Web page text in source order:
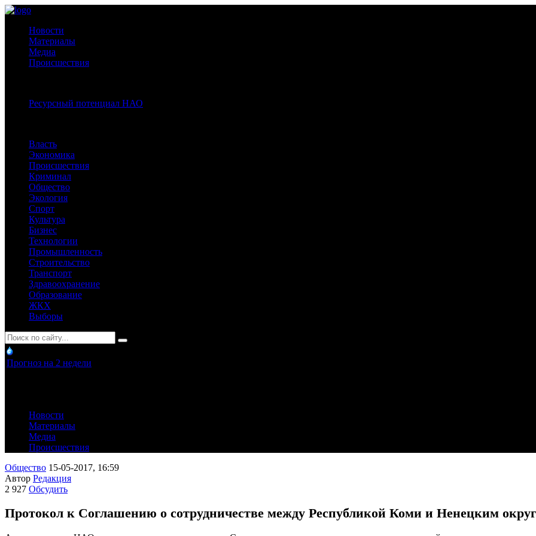
Новости
Материалы
Медиа
Происшествия
Ресурсный потенциал НАО
Власть
Экономика
Происшествия
Криминал
Общество
Экология
Спорт
Культура
Бизнес
Технологии
Промышленность
Строительство
Транспорт
Здравоохранение
Образование
ЖКХ
Выборы
Прогноз на 2 недели
Новости
Материалы
Медиа
Происшествия
Общество 15-05-2017, 16:59
Автор Редакция
2 927 Обсудить
Протокол к Соглашению о сотрудничестве между Республикой Коми и Ненецким